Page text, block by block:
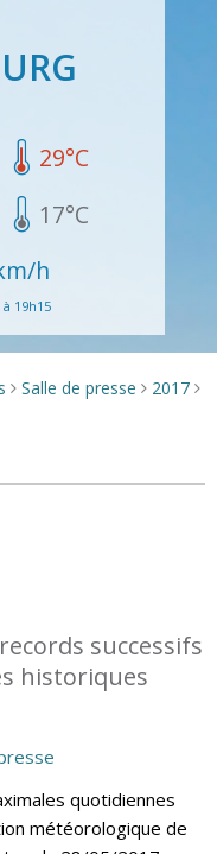
29°C
17°C
h
19h15
> Salle de presse > 2017 >
successifs
historiques
quotidiennes
météorologique de